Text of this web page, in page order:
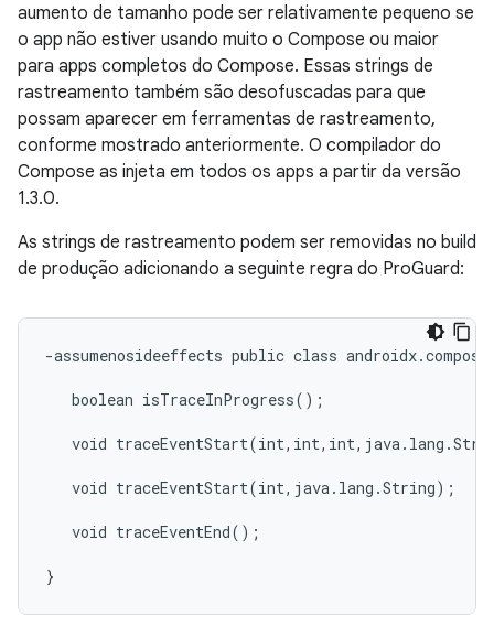
aumento de tamanho pode ser relativamente pequeno se
o app não estiver usando muito o Compose ou maior
para apps completos do Compose. Essas strings de
rastreamento também são desofuscadas para que
possam aparecer em ferramentas de rastreamento,
conforme mostrado anteriormente. O compilador do
Compose as injeta em todos os apps a partir da versão
1.3.0.
As strings de rastreamento podem ser removidas no build
de produção adicionando a seguinte regra do ProGuard:
-assumenosideeffects public class
   boolean isTraceInProgress();
void
   void traceEventStart(int,java.lang.String);
   void traceEventEnd();